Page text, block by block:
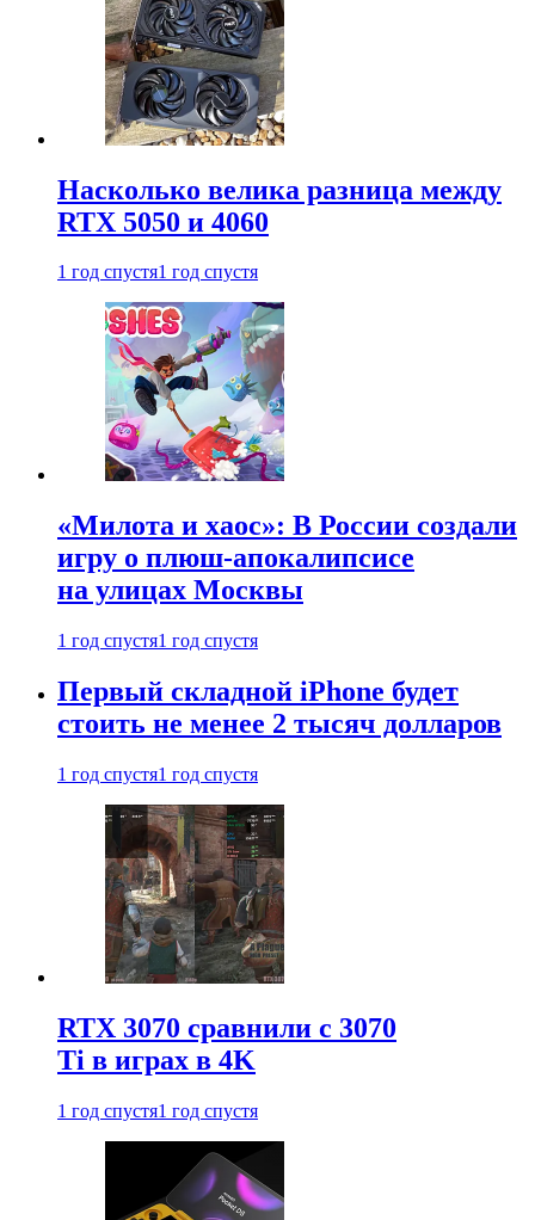
Насколько велика разница между
RTX 5050 и 4060
1 год спустя1 год спустя
«Милота и хаос»: В России создали
игру о плюш-апокалипсисе
на улицах Москвы
1 год спустя1 год спустя
Первый складной iPhone будет
стоить не менее 2 тысяч долларов
1 год спустя1 год спустя
RTX 3070 сравнили с 3070
Ti в играх в 4K
1 год спустя1 год спустя